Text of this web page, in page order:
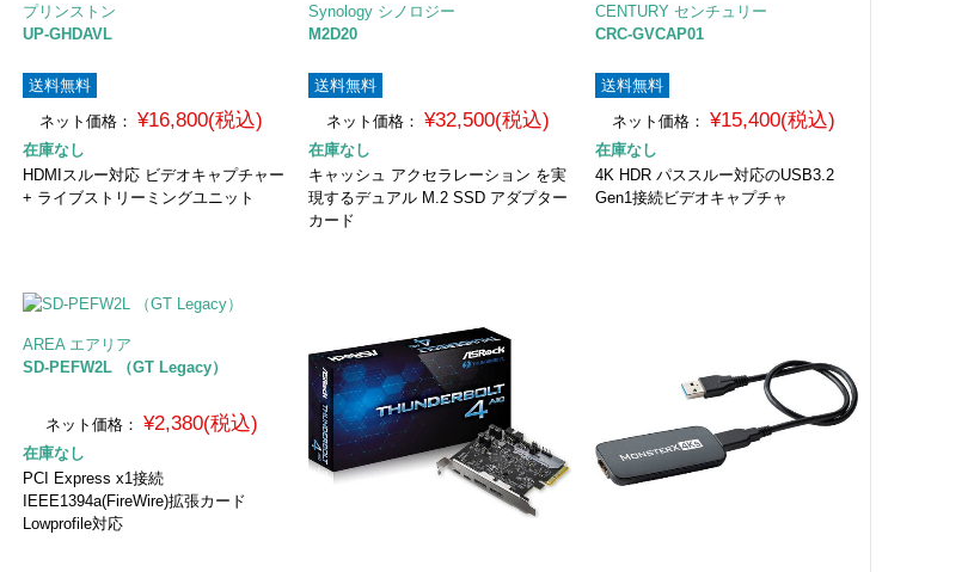
プリンストン
UP-GHDAVL
送料無料
ネット価格：
¥16,800(税込)
在庫なし
HDMIスルー対応 ビデオキャプチャー
+ ライブストリーミングユニット
Synology シノロジー
M2D20
送料無料
ネット価格： ¥32,500(税込)
在庫なし
キャッシュ アクセラレーション を実
現するデュアル M.2 SSD アダプター
カード
CENTURY センチュリー
CRC-GVCAP01
送料無料
ネット価格： ¥15,400(税込)
在庫なし
4K HDR パススルー対応のUSB3.2
Gen1接続ビデオキャプチャ
AREA エアリア
SD-PEFW2L （GT Legacy）
ネット価格： ¥2,380(税込)
在庫なし
PCI Express x1接続
IEEE1394a(FireWire)拡張カード
Lowprofile対応